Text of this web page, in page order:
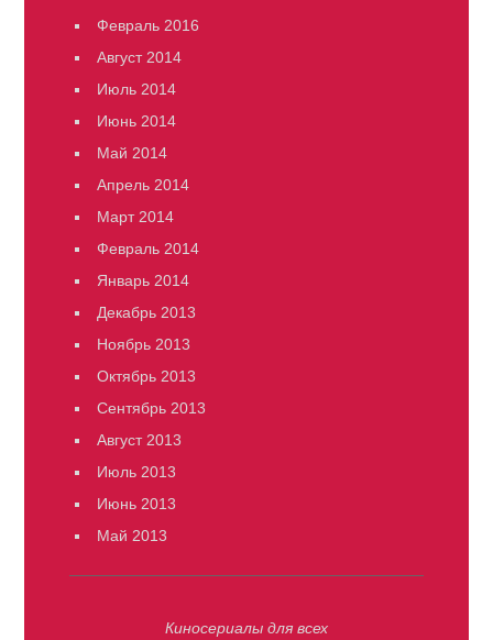
Февраль 2016
Август 2014
Июль 2014
Июнь 2014
Май 2014
Апрель 2014
Март 2014
Февраль 2014
Январь 2014
Декабрь 2013
Ноябрь 2013
Октябрь 2013
Сентябрь 2013
Август 2013
Июль 2013
Июнь 2013
Май 2013
Киносериалы для всех